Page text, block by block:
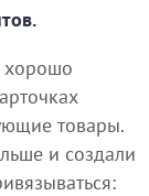
хорошо
товары.
и создали